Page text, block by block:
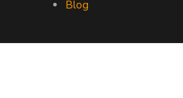
Blog